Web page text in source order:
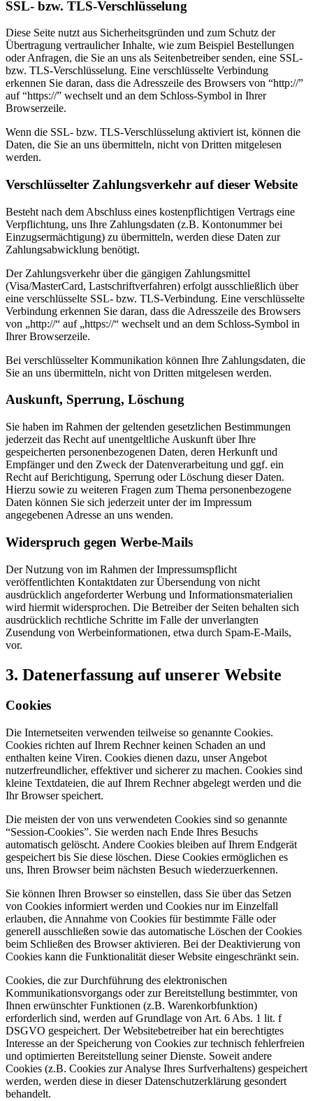
SSL- bzw. TLS-Verschlüsselung
Diese Seite nutzt aus Sicherheitsgründen und zum Schutz der
Übertragung vertraulicher Inhalte, wie zum Beispiel Bestellungen
oder Anfragen, die Sie an uns als Seitenbetreiber senden, eine SSL-
bzw. TLS-Verschlüsselung. Eine verschlüsselte Verbindung
erkennen Sie daran, dass die Adresszeile des Browsers von “http://”
auf “https://” wechselt und an dem Schloss-Symbol in Ihrer
Browserzeile.
Wenn die SSL- bzw. TLS-Verschlüsselung aktiviert ist, können die
Daten, die Sie an uns übermitteln, nicht von Dritten mitgelesen
werden.
Verschlüsselter Zahlungsverkehr auf dieser Website
Besteht nach dem Abschluss eines kostenpflichtigen Vertrags eine
Verpflichtung, uns Ihre Zahlungsdaten (z.B. Kontonummer bei
Einzugsermächtigung) zu übermitteln, werden diese Daten zur
Zahlungsabwicklung benötigt.
Der Zahlungsverkehr über die gängigen Zahlungsmittel
(Visa/MasterCard, Lastschriftverfahren) erfolgt ausschließlich über
eine verschlüsselte SSL- bzw. TLS-Verbindung. Eine verschlüsselte
Verbindung erkennen Sie daran, dass die Adresszeile des Browsers
von „http://“ auf „https://“ wechselt und an dem Schloss-Symbol in
Ihrer Browserzeile.
Bei verschlüsselter Kommunikation können Ihre Zahlungsdaten, die
Sie an uns übermitteln, nicht von Dritten mitgelesen werden.
Auskunft, Sperrung, Löschung
Sie haben im Rahmen der geltenden gesetzlichen Bestimmungen
jederzeit das Recht auf unentgeltliche Auskunft über Ihre
gespeicherten personenbezogenen Daten, deren Herkunft und
Empfänger und den Zweck der Datenverarbeitung und ggf. ein
Recht auf Berichtigung, Sperrung oder Löschung dieser Daten.
Hierzu sowie zu weiteren Fragen zum Thema personenbezogene
Daten können Sie sich jederzeit unter der im Impressum
angegebenen Adresse an uns wenden.
Widerspruch gegen Werbe-Mails
Der Nutzung von im Rahmen der Impressumspflicht
veröffentlichten Kontaktdaten zur Übersendung von nicht
ausdrücklich angeforderter Werbung und Informationsmaterialien
wird hiermit widersprochen. Die Betreiber der Seiten behalten sich
ausdrücklich rechtliche Schritte im Falle der unverlangten
Zusendung von Werbeinformationen, etwa durch Spam-E-Mails,
vor.
3. Datenerfassung auf unserer Website
Cookies
Die Internetseiten verwenden teilweise so genannte Cookies.
Cookies richten auf Ihrem Rechner keinen Schaden an und
enthalten keine Viren. Cookies dienen dazu, unser Angebot
nutzerfreundlicher, effektiver und sicherer zu machen. Cookies sind
kleine Textdateien, die auf Ihrem Rechner abgelegt werden und die
Ihr Browser speichert.
Die meisten der von uns verwendeten Cookies sind so genannte
“Session-Cookies”. Sie werden nach Ende Ihres Besuchs
automatisch gelöscht. Andere Cookies bleiben auf Ihrem Endgerät
gespeichert bis Sie diese löschen. Diese Cookies ermöglichen es
uns, Ihren Browser beim nächsten Besuch wiederzuerkennen.
Sie können Ihren Browser so einstellen, dass Sie über das Setzen
von Cookies informiert werden und Cookies nur im Einzelfall
erlauben, die Annahme von Cookies für bestimmte Fälle oder
generell ausschließen sowie das automatische Löschen der Cookies
beim Schließen des Browser aktivieren. Bei der Deaktivierung von
Cookies kann die Funktionalität dieser Website eingeschränkt sein.
Cookies, die zur Durchführung des elektronischen
Kommunikationsvorgangs oder zur Bereitstellung bestimmter, von
Ihnen erwünschter Funktionen (z.B. Warenkorbfunktion)
erforderlich sind, werden auf Grundlage von Art. 6 Abs. 1 lit. f
DSGVO gespeichert. Der Websitebetreiber hat ein berechtigtes
Interesse an der Speicherung von Cookies zur technisch fehlerfreien
und optimierten Bereitstellung seiner Dienste. Soweit andere
Cookies (z.B. Cookies zur Analyse Ihres Surfverhaltens) gespeichert
werden, werden diese in dieser Datenschutzerklärung gesondert
behandelt.